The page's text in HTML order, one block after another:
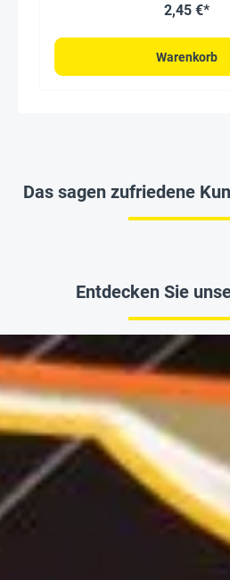
2,45 €*
Warenkorb
Das sagen zufriedene
Entdecken Sie